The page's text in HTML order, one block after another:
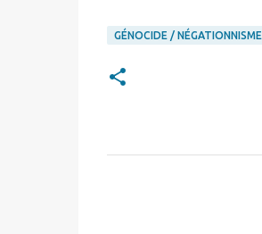
GÉNOCIDE / NÉGATIONNISME